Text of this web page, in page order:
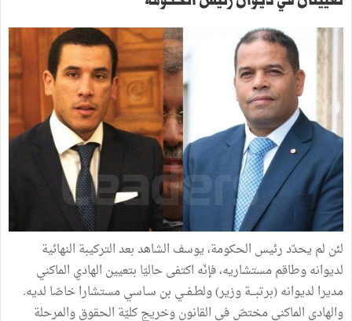
لئن لم يحدّد رئيس الحكومة، يوسف الشاهد بعد التركيبة النهائية
لديوانه وطاقم مستشاريه، فإنّه اكتفى حاليّا بتعيين الهادي الماكني
مديرا لديوانه (برتبـــة وزير) ولطـفــي بن سـاسي مستشارا خاصّا لديه.
والهادي الماكني مختصّ في القانون وخريج كليّة الحقوق والمرحلة